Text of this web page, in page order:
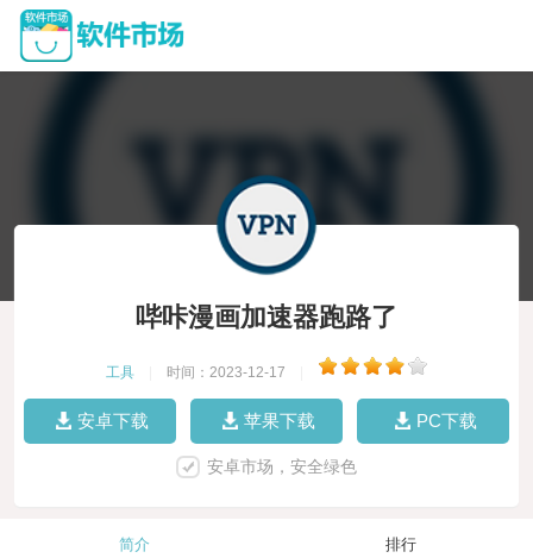
哔咔漫画加速器跑路了
工具 时间：2023-12-17
安卓下载 苹果下载 PC下载
安卓市场，安全绿色
简介 排行